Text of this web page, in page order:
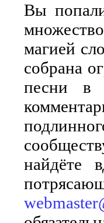
Вы
магией
собрана
песни в
найдёте